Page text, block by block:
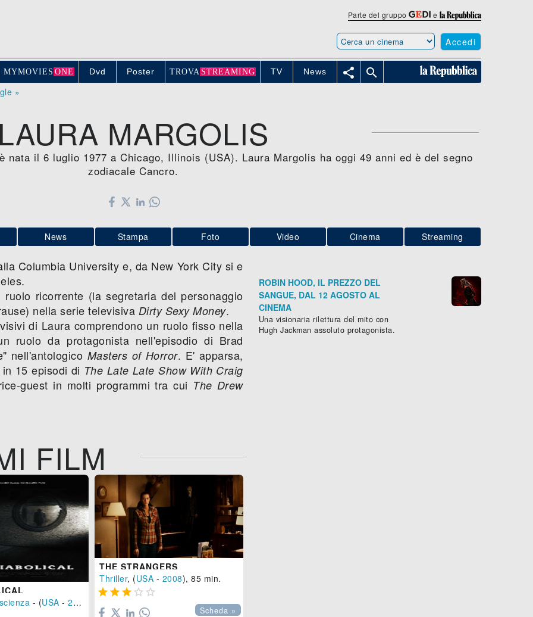
Parte del gruppo e
Accedi
MYMOVIE S ONE Dvd Poster TROVA STREAMING TV News  
»
LAURA MARGOLIS
nata il 6 luglio 1977 a Chicago, Illinois (USA). Laura Margolis ha oggi 49 anni ed è del segno
zodiacale Cancro.
News Stampa Foto Video Cinema Streaming
Columbia University e, da New York City si e
ricorrente (la segretaria del personaggio
nella serie televisiva Dirty Sexy Money.
di Laura comprendono un ruolo fisso nella
ruolo da protagonista nell'episodio di Brad
nell'antologico Masters of Horror. E' apparsa,
15 episodi di The Late Late Show With Craig
guest in molti programmi tra cui The Drew
FILM
- (USA - 2015
THE STRANGERS
Thriller, (USA - 2008), 85 min.
    
Scheda »
ROBIN HOOD, IL PREZZO DEL
SANGUE, DAL 12 AGOSTO AL
CINEMA
Una visionaria rilettura del mito con
Hugh Jackman assoluto protagonista.